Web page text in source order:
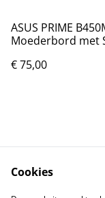
ASUS PRIME
Moederbord met
€ 75,00
Cookies